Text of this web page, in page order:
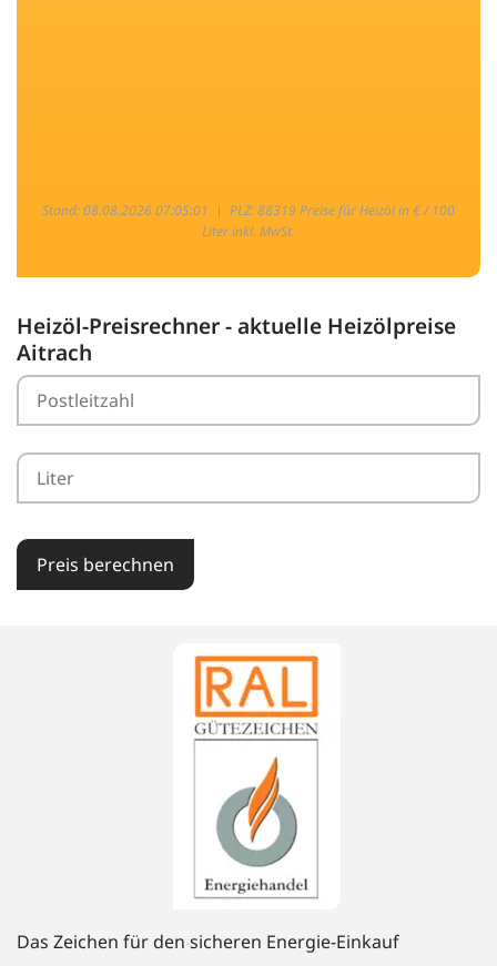
Stand: 08.08.2026 07:05:01 | PLZ: 88319 Preise für Heizöl in € / 100
Liter inkl. MwSt.
Heizöl-Preisrechner - aktuelle Heizölpreise
Aitrach
Preis berechnen
Das Zeichen für den sicheren Energie-Einkauf